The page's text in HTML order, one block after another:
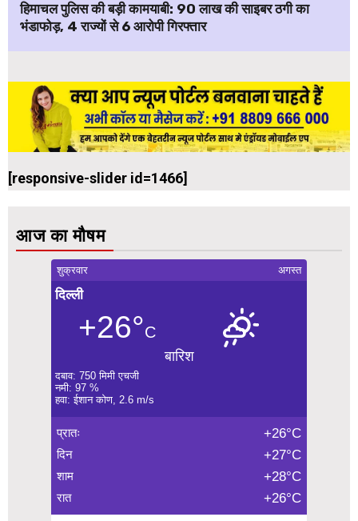
हिमाचल पुलिस की बड़ी कामयाबी: ₹90 लाख की साइबर ठगी का
भंडाफोड़, 4 राज्यों से 6 आरोपी गिरफ्तार
[responsive-slider id=1466]
आज का मौषम
शुक्रवार अगस्त
दिल्ली
+26°C
बारिश
दबाव: 750 मिमी एचजी
नमी: 97 %
हवा: ईशान कोण, 2.6 m/s
प्रातः +26°C
दिन +27°C
शाम +28°C
रात +26°C